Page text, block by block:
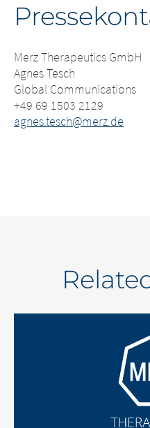
Merz Therapeutics GmbH
Agnes Tesch
Global Communications
+49 69 1503 2129
agnes.tesch@merz.de